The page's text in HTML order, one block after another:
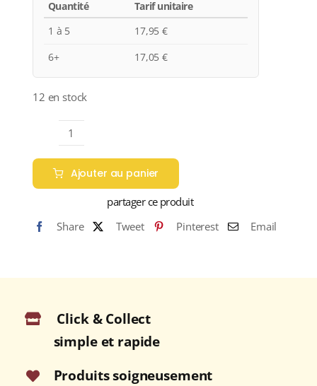
Quantité
Tarif unitaire
1 à 5
17,95€
6+
17,05€
12 en stock
quantité
de
Ciavolich
Appellation
MONTEPULCIANO
D'ABRUZZO
Bouteille
Ajouter au panier
partager ce produit
Share
Tweet Pinterest Email
Click & Collect
simple et rapide
Produits soigneusement